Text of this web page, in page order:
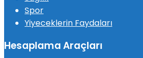
Spor
Yiyeceklerin Faydaları
Hesaplama Araçları